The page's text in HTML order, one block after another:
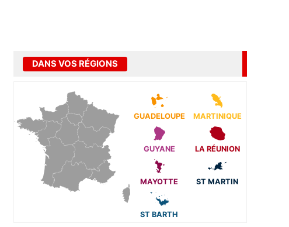
DANS VOS RÉGIONS
GUADELOUPE MARTINIQUE
GUYANE LA RÉUNION
MAYOTTE ST MARTIN
ST BARTH